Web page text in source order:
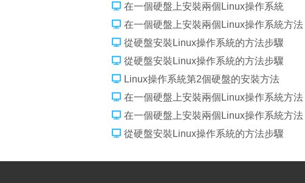
在一個硬盤上安裝兩個Linux操作系統
在一個硬盤上安裝兩個Linux操作系統方法
從硬盤安裝Linux操作系統的方法步驟
從硬盤安裝Linux操作系統的方法步驟
Linux操作系統第2個硬盤的安裝方法
在一個硬盤上安裝兩個Linux操作系統方法
在一個硬盤上安裝兩個Linux操作系統方法
從硬盤安裝Linux操作系統的方法步驟